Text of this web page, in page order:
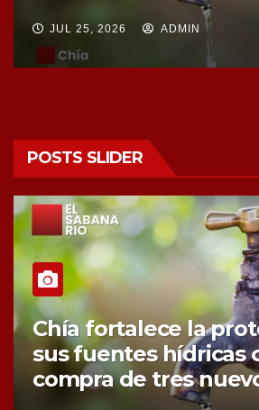
JUL 25, 2026 ADMIN
POSTS SLIDER
Chía fortalece la
sus fuentes hídricas
compra de tres